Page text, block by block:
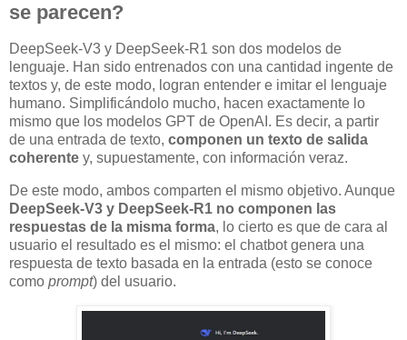
se parecen?
DeepSeek-V3 y DeepSeek-R1 son dos modelos de
lenguaje. Han sido entrenados con una cantidad ingente de
textos y, de este modo, logran entender e imitar el lenguaje
humano. Simplificándolo mucho, hacen exactamente lo
mismo que los modelos GPT de OpenAI. Es decir, a partir
de una entrada de texto, componen un texto de salida
coherente y, supuestamente, con información veraz.
De este modo, ambos comparten el mismo objetivo. Aunque
DeepSeek-V3 y DeepSeek-R1 no componen las
respuestas de la misma forma, lo cierto es que de cara al
usuario el resultado es el mismo: el chatbot genera una
respuesta de texto basada en la entrada (esto se conoce
como prompt) del usuario.